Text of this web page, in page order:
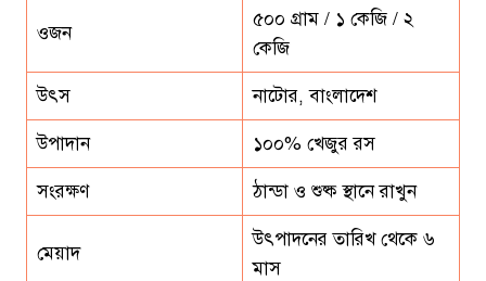
ওজন
৫০০ গ্রাম / ১ কেজি / ২
কেজি
উৎস নাটোর, বাংলাদেশ
উপাদান ১০০% খেজুর রস
সংরক্ষণ ঠান্ডা ও শুষ্ক স্থানে রাখুন
মেয়াদ
উৎপাদনের তারিখ থেকে ৬
মাস